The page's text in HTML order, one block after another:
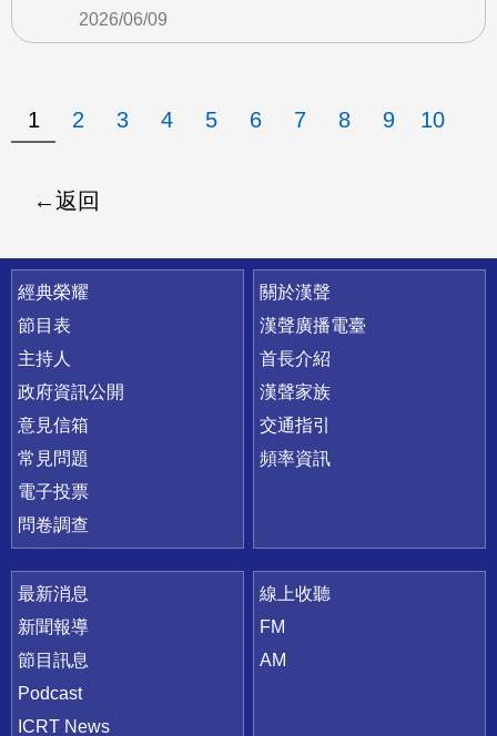
2026/06/09
1 2 3 4 5 6 7 8 9 10
返回
快速連結
經典榮耀
節目表
主持人
政府資訊公開
意見信箱
常見問題
電子投票
問卷調查
關於漢聲
漢聲廣播電臺
首長介紹
漢聲家族
交通指引
頻率資訊
最新消息
新聞報導
節目訊息
Podcast
ICRT News
線上收聽
FM
AM